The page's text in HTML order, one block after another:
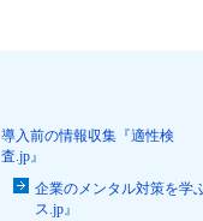
導入前の情報収集『適性検
査.jp』
企業のメンタル対策を学
ス.jp』